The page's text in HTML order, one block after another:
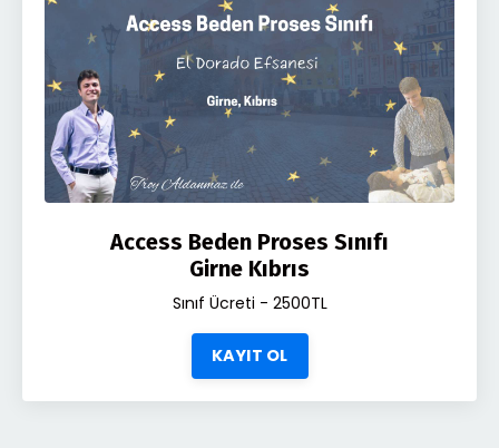
Access Beden Proses Sınıfı
Girne Kıbrıs
Sınıf Ücreti - 2500TL
KAYIT OL